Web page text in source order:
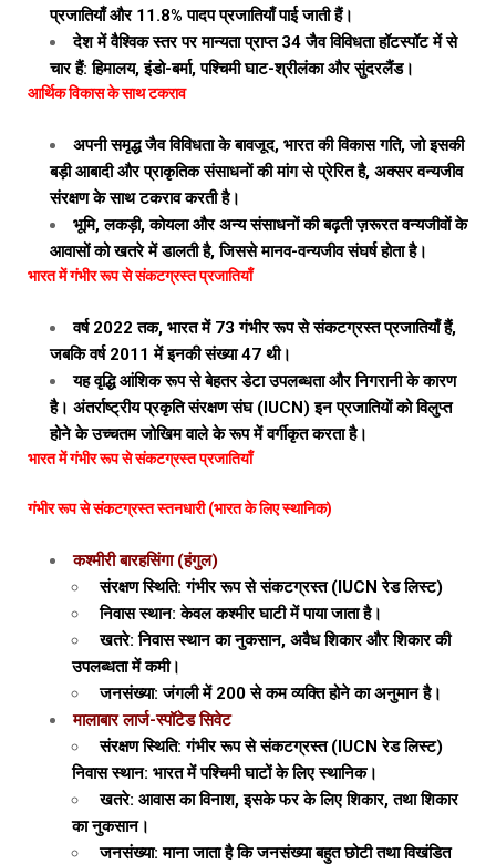
प्रजातियाँ और 11.8% पादप प्रजातियाँ पाई जाती हैं।
देश में वैश्विक स्तर पर मान्यता प्राप्त 34 जैव विविधता हॉटस्पॉट में से
चार हैं: हिमालय, इंडो-बर्मा, पश्चिमी घाट-श्रीलंका और सुंदरलैंड।
आर्थिक विकास के साथ टकराव
अपनी समृद्ध जैव विविधता के बावजूद, भारत की विकास गति, जो इसकी
बड़ी आबादी और प्राकृतिक संसाधनों की मांग से प्रेरित है, अक्सर वन्यजीव
संरक्षण के साथ टकराव करती है।
भूमि, लकड़ी, कोयला और अन्य संसाधनों की बढ़ती ज़रूरत वन्यजीवों के
आवासों को खतरे में डालती है, जिससे मानव-वन्यजीव संघर्ष होता है।
भारत में गंभीर रूप से संकटग्रस्त प्रजातियाँ
वर्ष 2022 तक, भारत में 73 गंभीर रूप से संकटग्रस्त प्रजातियाँ हैं,
जबकि वर्ष 2011 में इनकी संख्या 47 थी।
यह वृद्धि आंशिक रूप से बेहतर डेटा उपलब्धता और निगरानी के कारण
है। अंतर्राष्ट्रीय प्रकृति संरक्षण संघ (IUCN) इन प्रजातियों को विलुप्त
होने के उच्चतम जोखिम वाले के रूप में वर्गीकृत करता है।
भारत में गंभीर रूप से संकटग्रस्त प्रजातियाँ
गंभीर रूप से संकटग्रस्त स्तनधारी (भारत के लिए स्थानिक)
कश्मीरी बारहसिंगा (हंगुल)
संरक्षण स्थिति: गंभीर रूप से संकटग्रस्त (IUCN रेड लिस्ट)
निवास स्थान: केवल कश्मीर घाटी में पाया जाता है।
खतरे: निवास स्थान का नुकसान, अवैध शिकार और शिकार की
उपलब्धता में कमी।
जनसंख्या: जंगली में 200 से कम व्यक्ति होने का अनुमान है।
मालाबार लार्ज-स्पॉटेड सिवेट
संरक्षण स्थिति: गंभीर रूप से संकटग्रस्त (IUCN रेड लिस्ट)
निवास स्थान: भारत में पश्चिमी घाटों के लिए स्थानिक।
खतरे: आवास का विनाश, इसके फर के लिए शिकार, तथा शिकार
का नुकसान।
जनसंख्या: माना जाता है कि जनसंख्या बहुत छोटी तथा विखंडित